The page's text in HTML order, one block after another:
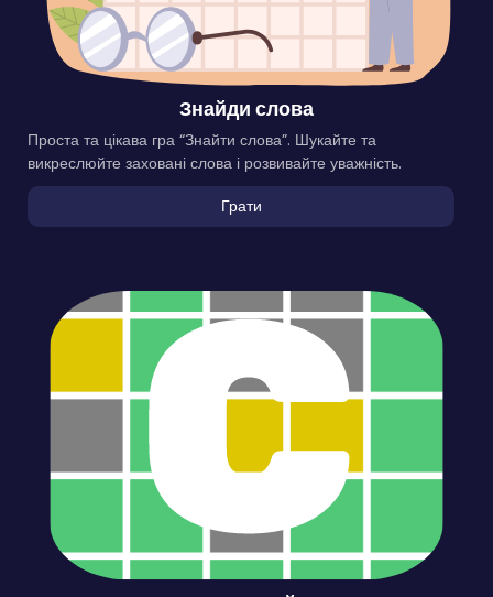
Знайди слова
Проста та цікава гра “Знайти слова”. Шукайте та
викреслюйте заховані слова і розвивайте уважність.
Грати